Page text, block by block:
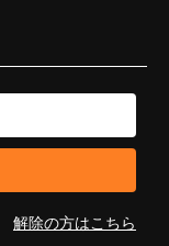
解除の方はこちら